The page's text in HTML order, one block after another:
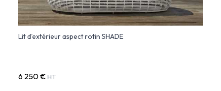
Lit d'extérieur aspect rotin SHADE
6 250 € HT